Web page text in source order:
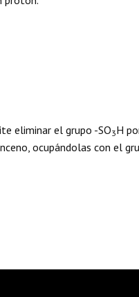
eliminar el grupo -SO3H
ocupándolas con el